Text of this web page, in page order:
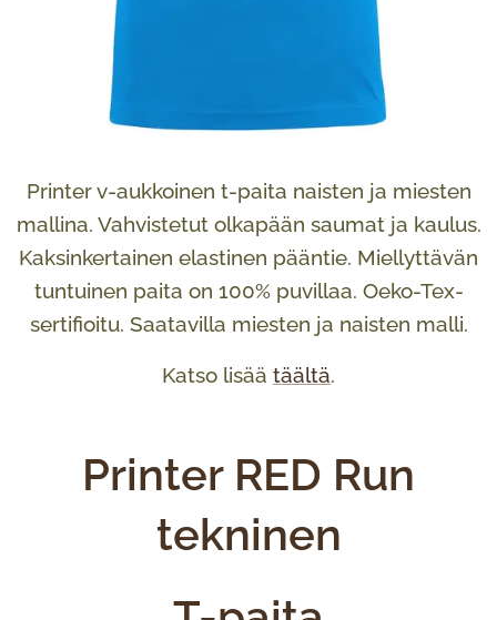
Printer v-aukkoinen t-paita naisten ja miesten
mallina. Vahvistetut olkapään saumat ja kaulus.
Kaksinkertainen elastinen pääntie. Miellyttävän
tuntuinen paita on 100% puvillaa. Oeko-Tex-
sertifioitu. Saatavilla miesten ja naisten malli.
Katso lisää täältä.
Printer RED Run
tekninen